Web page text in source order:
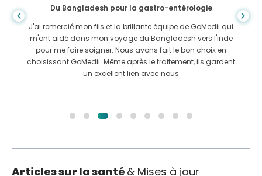
Du Bangladesh pour la gastro-entérologie
J'ai remercié mon fils et la brillante équipe de GoMedii qui
m'ont aidé dans mon voyage du Bangladesh vers l'Inde
pour me faire soigner. Nous avons fait le bon choix en
choisissant GoMedii. Même après le traitement, ils gardent
un excellent lien avec nous
Articles sur la santé & Mises à jour